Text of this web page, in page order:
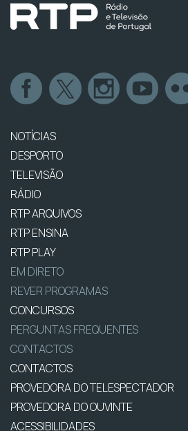
NOTÍCIAS
DESPORTO
TELEVISÃO
RÁDIO
RTP ARQUIVOS
RTP ENSINA
RTP PLAY
EM DIRETO
REVER PROGRAMAS
CONCURSOS
PERGUNTAS FREQUENTES
CONTACTOS
CONTACTOS
PROVEDORA DO TELESPECTADOR
PROVEDORA DO OUVINTE
ACESSIBILIDADES